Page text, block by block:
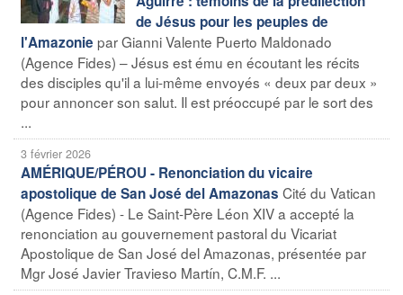
de Jésus pour les peuples de
l'Amazonie par Gianni Valente Puerto Maldonado
(Agence Fides) – Jésus est ému en écoutant les récits
des disciples qu'il a lui-même envoyés « deux par deux »
pour annoncer son salut. Il est préoccupé par le sort des
...
3 février 2026
AMÉRIQUE/PÉROU - Renonciation du vicaire
apostolique de San José del Amazonas Cité du Vatican
(Agence Fides) - Le Saint-Père Léon XIV a accepté la
renonciation au gouvernement pastoral du Vicariat
Apostolique de San José del Amazonas, présentée par
Mgr José Javier Travieso Martín, C.M.F. ...